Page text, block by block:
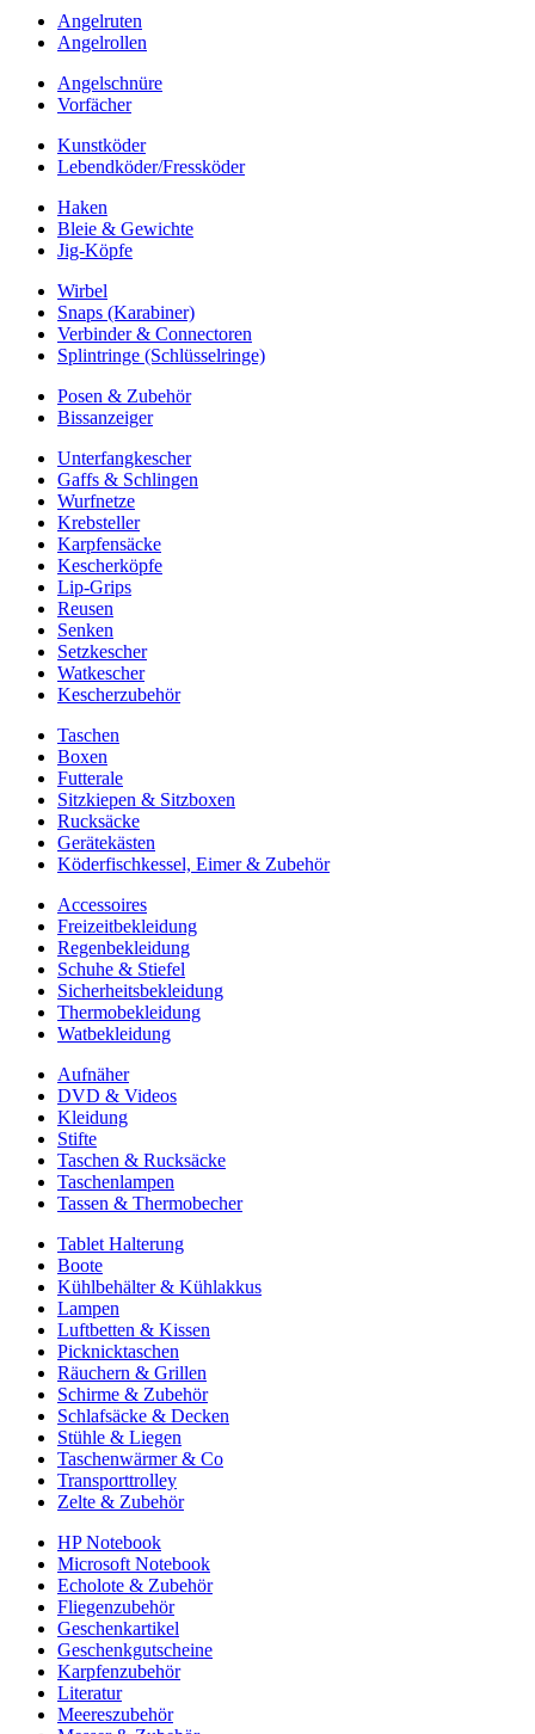
Angelruten
Angelrollen
Angelschnüre
Vorfächer
Kunstköder
Lebendköder/Fressköder
Haken
Bleie & Gewichte
Jig-Köpfe
Wirbel
Snaps (Karabiner)
Verbinder & Connectoren
Splintringe (Schlüsselringe)
Posen & Zubehör
Bissanzeiger
Unterfangkescher
Gaffs & Schlingen
Wurfnetze
Krebsteller
Karpfensäcke
Kescherköpfe
Lip-Grips
Reusen
Senken
Setzkescher
Watkescher
Kescherzubehör
Taschen
Boxen
Futterale
Sitzkiepen & Sitzboxen
Rucksäcke
Gerätekästen
Köderfischkessel, Eimer & Zubehör
Accessoires
Freizeitbekleidung
Regenbekleidung
Schuhe & Stiefel
Sicherheitsbekleidung
Thermobekleidung
Watbekleidung
Aufnäher
DVD & Videos
Kleidung
Stifte
Taschen & Rucksäcke
Taschenlampen
Tassen & Thermobecher
Tablet Halterung
Boote
Kühlbehälter & Kühlakkus
Lampen
Luftbetten & Kissen
Picknicktaschen
Räuchern & Grillen
Schirme & Zubehör
Schlafsäcke & Decken
Stühle & Liegen
Taschenwärmer & Co
Transporttrolley
Zelte & Zubehör
HP Notebook
Microsoft Notebook
Echolote & Zubehör
Fliegenzubehör
Geschenkartikel
Geschenkgutscheine
Karpfenzubehör
Literatur
Meereszubehör